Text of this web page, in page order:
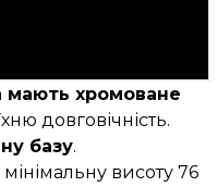
мають хромоване
довговічність.
базу.
мінімальну висоту 76